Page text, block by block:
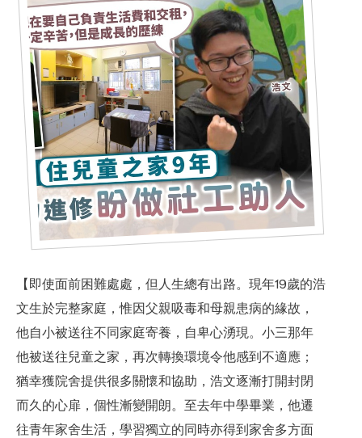
【即使面前困難處處，但人生總有出路。現年19歲的浩
文生於完整家庭，惟因父親吸毒和母親患病的緣故，
他自小被送往不同家庭寄養，自卑心湧現。小三那年
他被送往兒童之家，再次轉換環境令他感到不適應；
猶幸獲院舍提供很多關懷和協助，浩文逐漸打開封閉
而久的心扉，個性漸變開朗。至去年中學畢業，他遷
往青年家舍生活，學習獨立的同時亦得到家舍多方面
服務